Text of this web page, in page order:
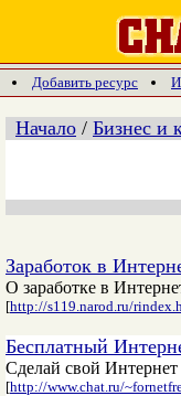
Добавить ресурс
Начало / Бизнес и
Заработок в
О заработке в
[http://s119.narod.ru/
Бесплатный
Сделай свой
[http://www.chat.ru/